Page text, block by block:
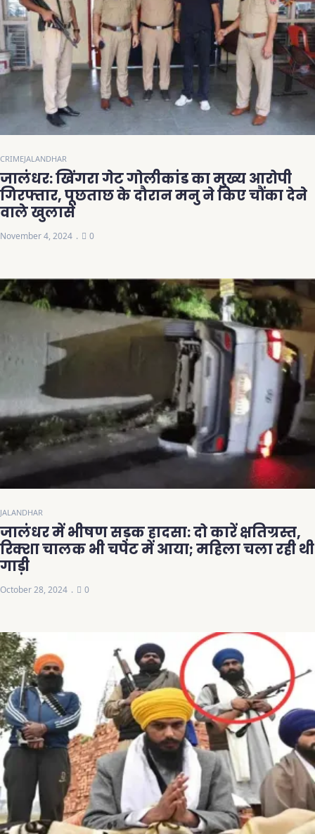
CRIMEJALANDHAR
जालंधर: खिंगरा गेट गोलीकांड का मुख्य आरोपी
गिरफ्तार, पूछताछ के दौरान मनु ने किए चौंका देने
वाले खुलासे
November 4, 2024 0
JALANDHAR
जालंधर में भीषण सड़क हादसा: दो कारें क्षतिग्रस्त,
रिक्शा चालक भी चपेट में आया; महिला चला रही थी
गाड़ी
October 28, 2024 0